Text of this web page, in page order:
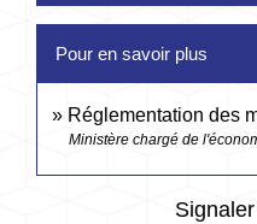
Pour en savoir plus
Réglementation des
Ministère chargé de